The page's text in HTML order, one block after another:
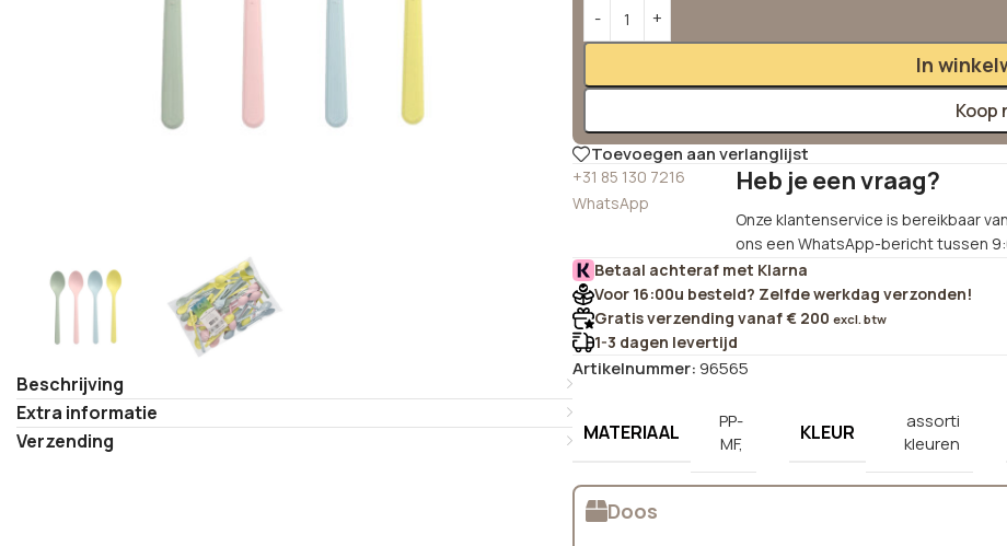
Beschrijving
Extra informatie
Verzending
In
Koop
Toevoegen aan verlanglijst
+31 85 130 7216
WhatsApp
Heb je een vraag?
Onze klantenservice is bereikbaar
ons een WhatsApp-bericht tussen
Betaal achteraf met Klarna
Voor 16:00u besteld? Zelfde werkdag verzonden!
Gratis verzending vanaf € 200 excl. btw
1-3 dagen levertijd
Artikelnummer: 96565
MATERIAAL
PP-
MF,
KLEUR
assorti
kleuren
Doos